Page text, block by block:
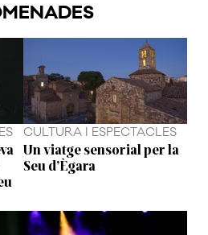
CULTURA I ESPECTACLES
Un viatge sensorial per la
Seu d’Ègara